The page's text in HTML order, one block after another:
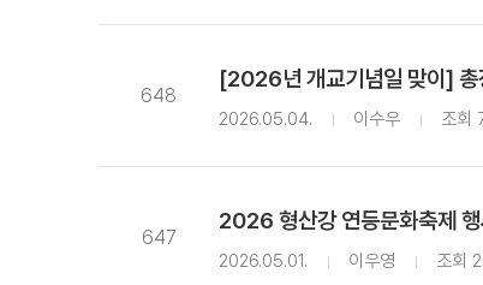
648
[2026년 개교기념일 맞이] 총
2026.05.04. 이수우 조회
647
2026 형산강 연등문화축제 행
2026.05.01. 이우영 조회